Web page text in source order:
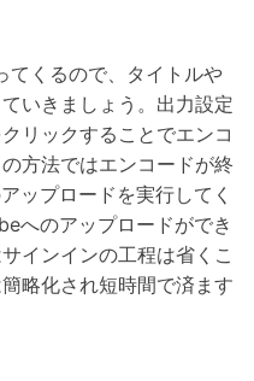
てくるので、タイトルや
いきましょう。出力設定
リックすることでエンコ
方法ではエンコードが終
ップロードを実行してく
へのアップロードができ
インインの工程は省くこ
略化され短時間で済ます